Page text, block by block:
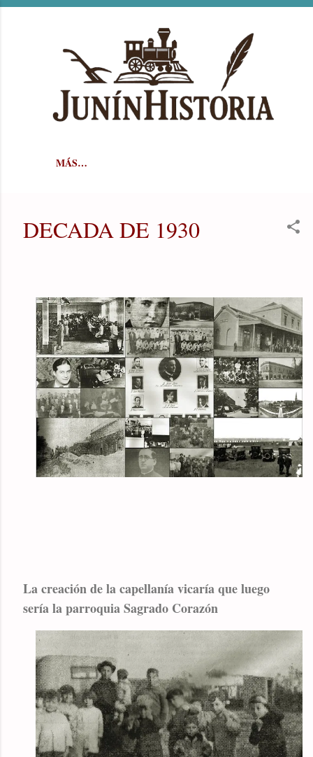
MÁS…
DECADA DE 1930
La creación de la capellanía vicaría que luego
sería la parroquia Sagrado Corazón